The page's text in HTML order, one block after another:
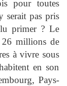
pour toutes
serait pas pris
primer ? Le
26 millions de
à vivre sous
en son
Pays-